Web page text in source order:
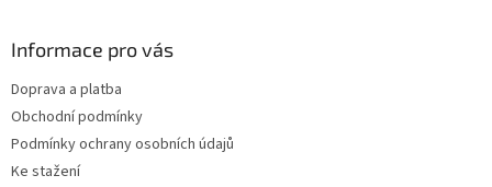
Informace pro vás
Doprava a platba
Obchodní podmínky
Podmínky ochrany osobních údajů
Ke stažení